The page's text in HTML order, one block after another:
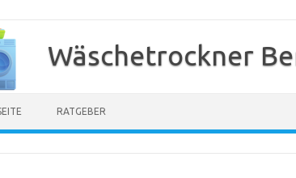
Wäschetrockner
RATGEBER